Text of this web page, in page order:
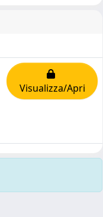
Visualizza/Apri